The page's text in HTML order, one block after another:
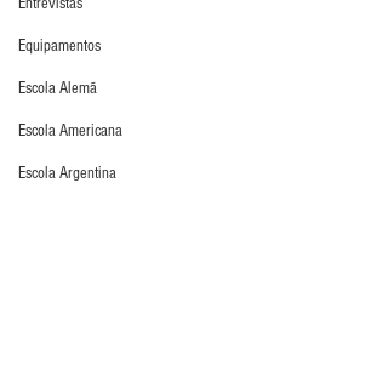
Equipamentos
Escola Alemã
Escola Americana
Escola Argentina